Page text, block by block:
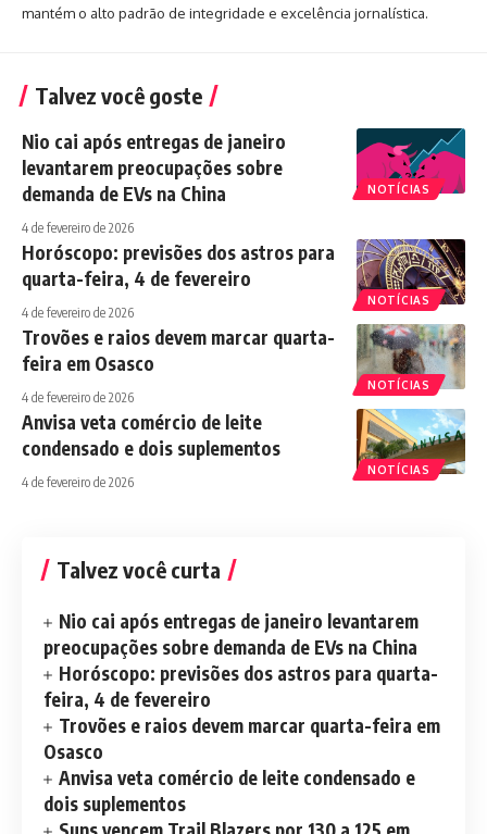
mantém o alto padrão de integridade e excelência jornalística.
Talvez você goste
NOTÍCIAS
Nio cai após entregas de janeiro
levantarem preocupações sobre
demanda de EVs na China
4 de fevereiro de 2026
NOTÍCIAS
Horóscopo: previsões dos astros para
quarta-feira, 4 de fevereiro
4 de fevereiro de 2026
NOTÍCIAS
Trovões e raios devem marcar quarta-
feira em Osasco
4 de fevereiro de 2026
NOTÍCIAS
Anvisa veta comércio de leite
condensado e dois suplementos
4 de fevereiro de 2026
Talvez você curta
Nio cai após entregas de janeiro levantarem
preocupações sobre demanda de EVs na China
Horóscopo: previsões dos astros para quarta-
feira, 4 de fevereiro
Trovões e raios devem marcar quarta-feira em
Osasco
Anvisa veta comércio de leite condensado e
dois suplementos